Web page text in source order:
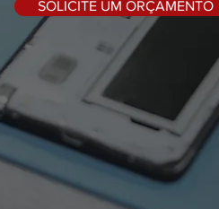
SOLICITE UM ORÇAMENTO